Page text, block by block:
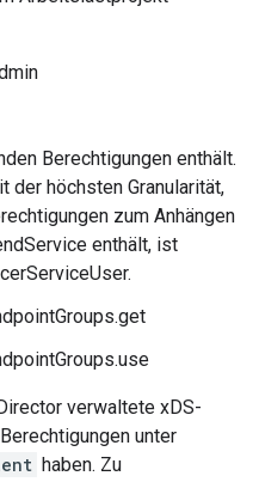
Berechtigungen enthält.
der höchsten Granularität,
zum Anhängen
enthält, ist
verwaltete xDS-
unter
haben. Zu